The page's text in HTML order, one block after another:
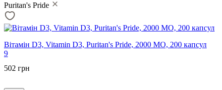
Puritan's Pride
Вітамін D3, Vitamin D3, Puritan's Pride, 2000 МО, 200 капсул
9
502 грн